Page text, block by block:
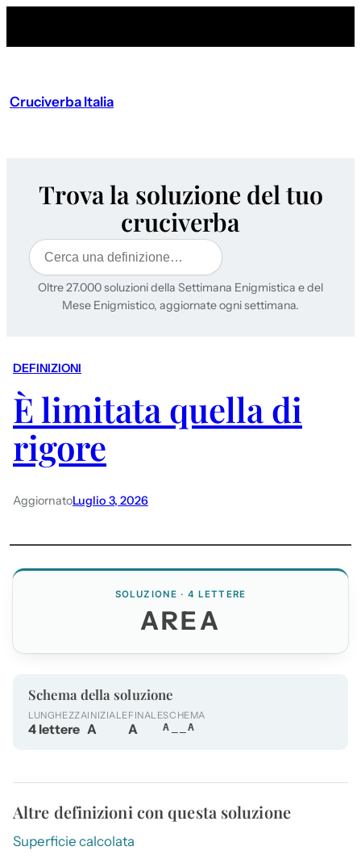
Cruciverba Italia
Trova la soluzione del tuo
cruciverba
Cerca
Oltre 27.000 soluzioni della Settimana Enigmistica e del
Mese Enigmistico, aggiornate ogni settimana.
DEFINIZIONI
È limitata quella di
rigore
AggiornatoLuglio 3, 2026
SOLUZIONE · 4 LETTERE
AREA
Schema della soluzione
LUNGHEZZA
4 lettere
INIZIALE
A
FINALE
A
SCHEMA
A__A
Altre definizioni con questa soluzione
Superficie calcolata